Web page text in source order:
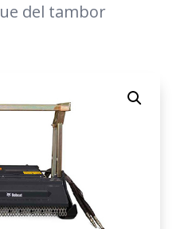
del tambor